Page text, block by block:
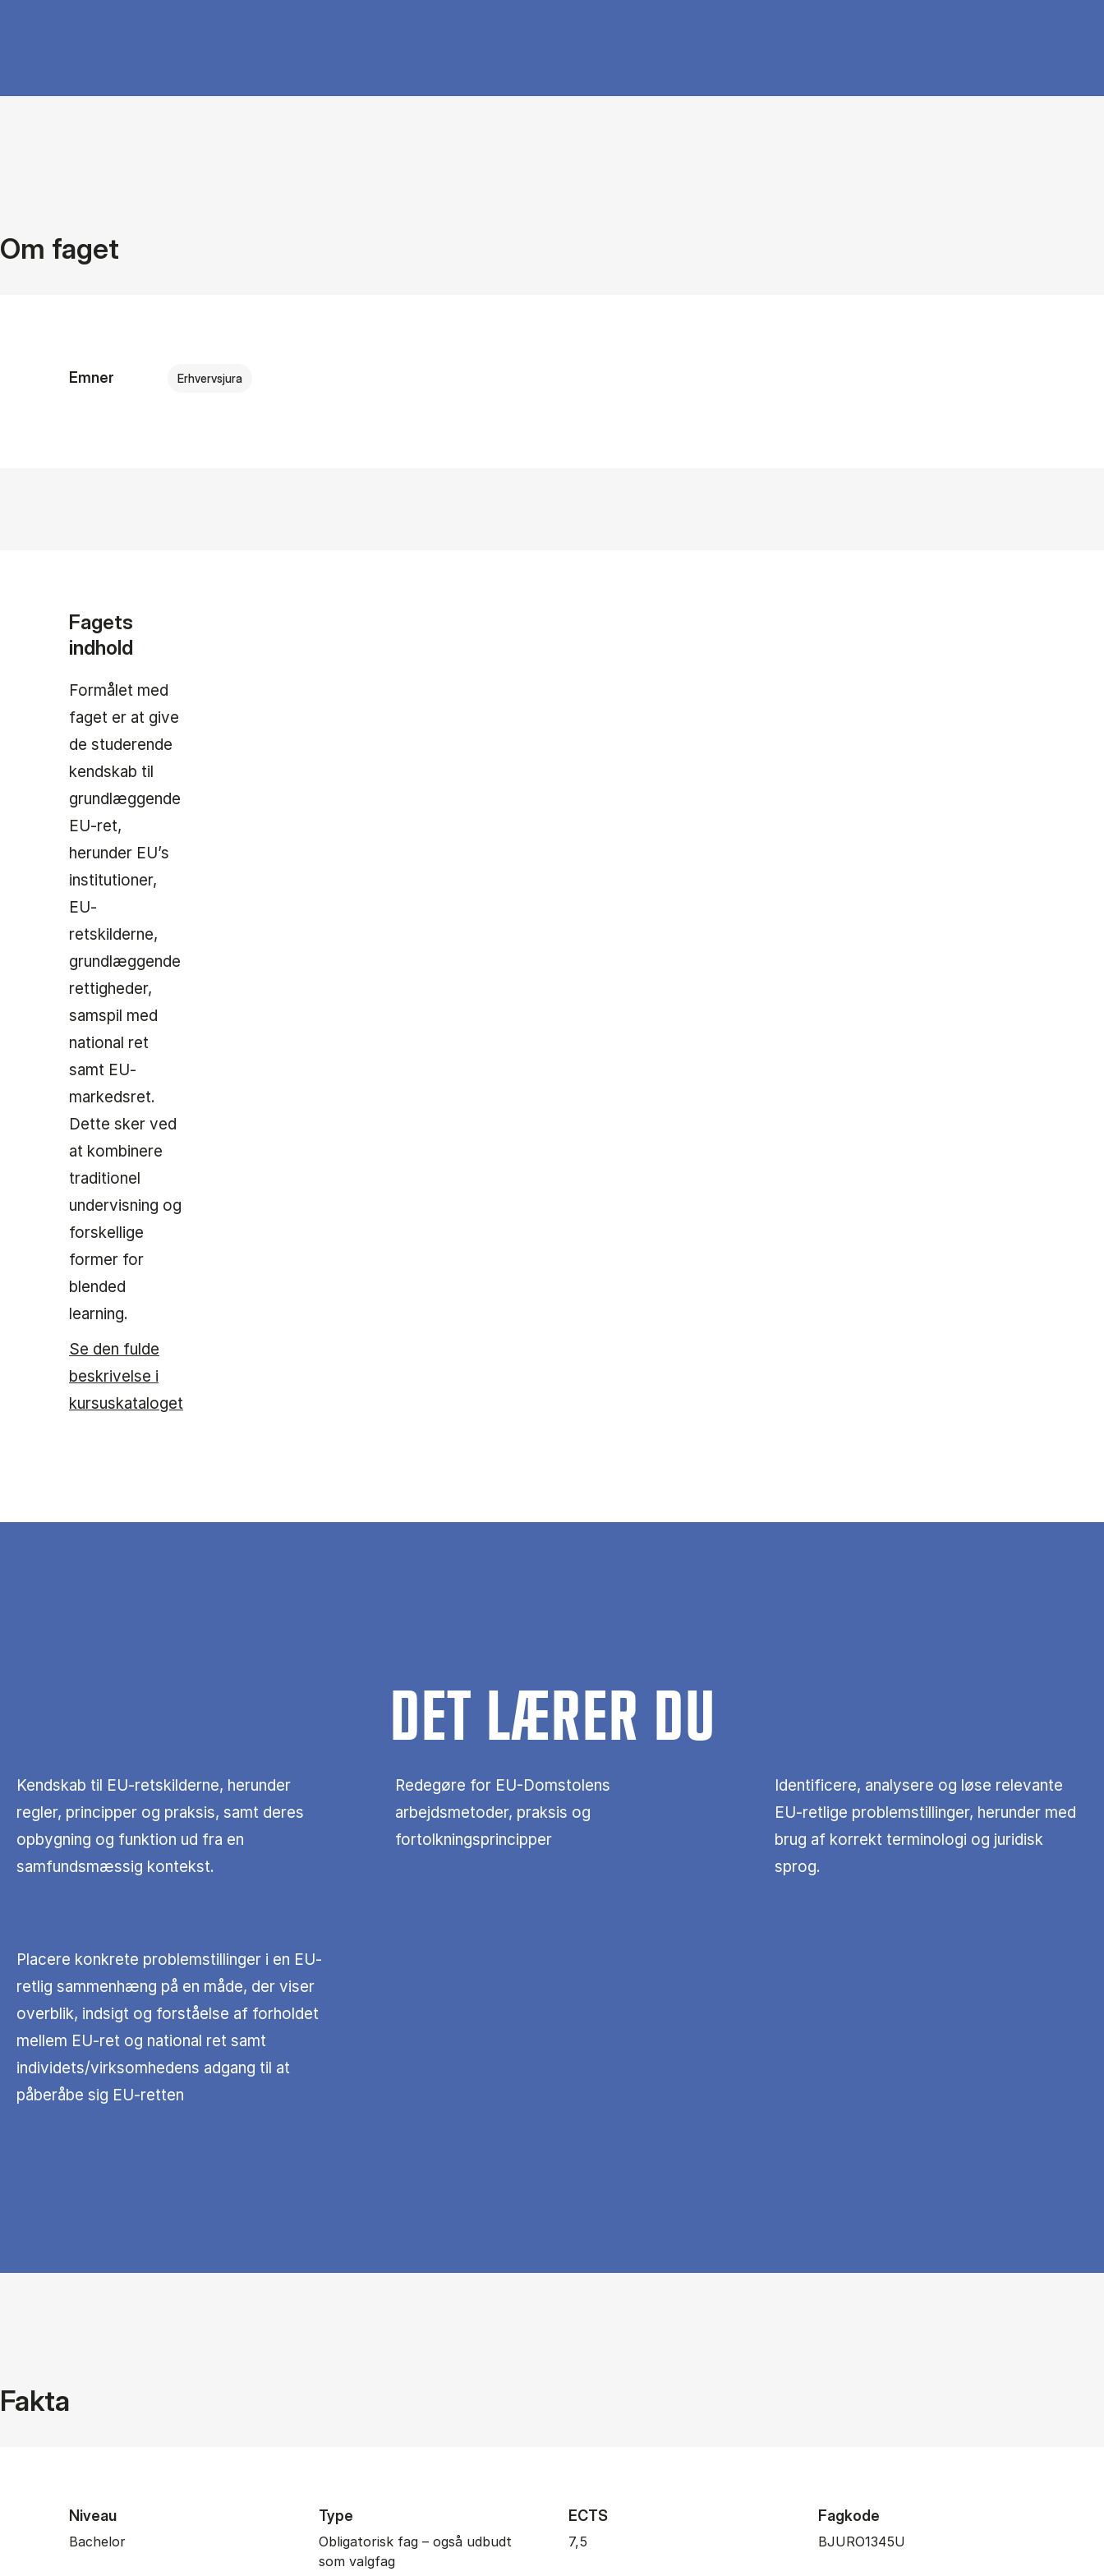
Om faget
Emner Erhvervsjura
Fagets
indhold
Formålet med
faget er at give
de studerende
kendskab til
grundlæggende
EU-ret,
herunder EU’s
institutioner,
EU-
retskilderne,
grundlæggende
rettigheder,
samspil med
national ret
samt EU-
markedsret.
Dette sker ved
at kombinere
traditionel
undervisning og
forskellige
former for
blended
learning.
Se den fulde
beskrivelse i
kursuskataloget
DET LÆRER DU
Kendskab til EU-retskilderne, herunder
regler, principper og praksis, samt deres
opbygning og funktion ud fra en
samfundsmæssig kontekst.
Redegøre for EU-Domstolens
arbejdsmetoder, praksis og
fortolkningsprincipper
Identificere, analysere og løse relevante
EU-retlige problemstillinger, herunder med
brug af korrekt terminologi og juridisk
sprog.
Placere konkrete problemstillinger i en EU-
retlig sammenhæng på en måde, der viser
overblik, indsigt og forståelse af forholdet
mellem EU-ret og national ret samt
individets/virksomhedens adgang til at
påberåbe sig EU-retten
Fakta
Niveau
Bachelor
Type
Obligatorisk fag – også udbudt
som valgfag
ECTS
7,5
Fagkode
BJURO1345U